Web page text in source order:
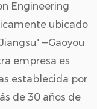
Engineering
ubicado
—Gaoyou
empresa es
establecida por
de 30 años de